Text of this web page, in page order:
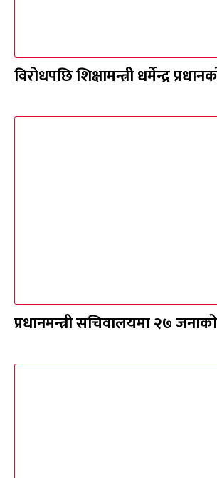
विरोधपछि शिक्षामन्त्री धर्मेन्द्र
प्रधानमन्त्री सचिवालयमा २७